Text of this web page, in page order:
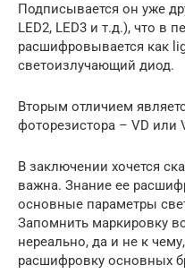
Подписывается он уже
LED2, LED3 и т.д.), что в
расшифровывается как
светоизлучающий диод.
Вторым отличием
фоторезистора – VD или
В заключении хочется
важна. Знание ее
основные параметры
Запомнить маркировку
нереально, да и не к
расшифровку основных